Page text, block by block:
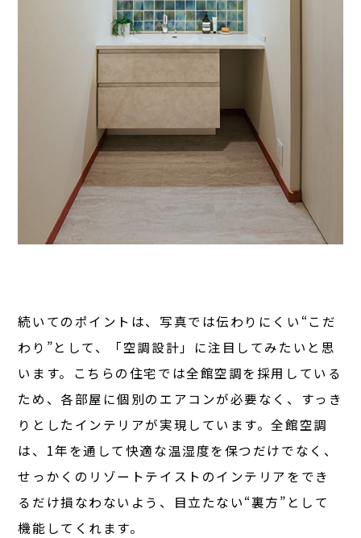
続いてのポイントは、写真では伝わりにくい“こだ
わり”として、「空調設計」に注目してみたいと思
います。こちらの住宅では全館空調を採用している
ため、各部屋に個別のエアコンが必要なく、すっき
りとしたインテリアが実現しています。全館空調
は、1年を通して快適な温湿度を保つだけでなく、
せっかくのリゾートテイストのインテリアをでき
るだけ損なわないよう、目立たない“裏方”として
機能してくれます。